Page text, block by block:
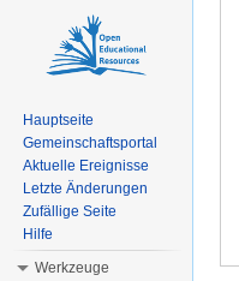
Hauptseite
Gemeinschaftsportal
Aktuelle Ereignisse
Letzte Änderungen
Zufällige Seite
Hilfe
Werkzeuge